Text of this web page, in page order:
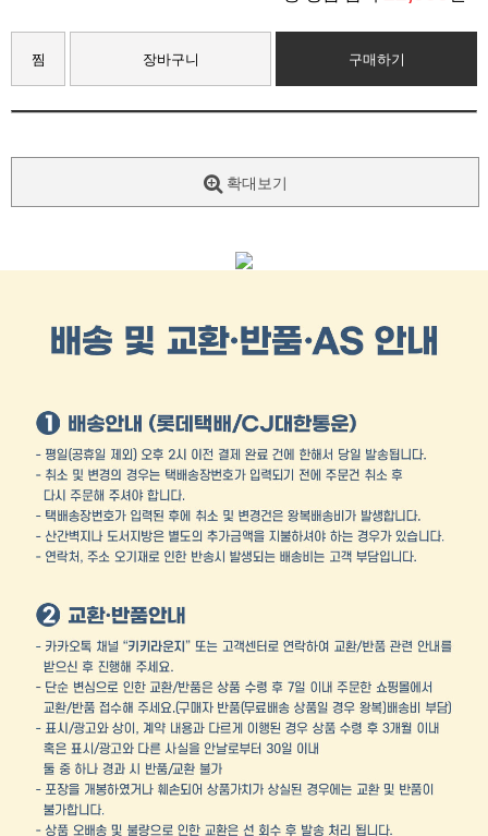
찜 장바구니 구매하기
확대보기